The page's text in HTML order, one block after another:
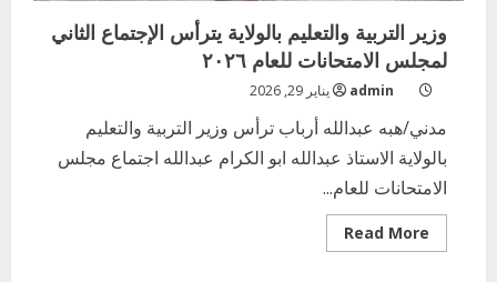
وزير التربية والتعليم بالولاية يترأس الإجتماع الثاني
لمجلس الامتحانات للعام ٢٠٢٦
admin يناير 29, 2026
مدني/هبه عبدالله أرباب ترأس وزير التربية والتعليم
بالولاية الاستاذ عبدالله ابو الكرام عبدالله اجتماع مجلس
الامتحانات للعام...
Read More
more